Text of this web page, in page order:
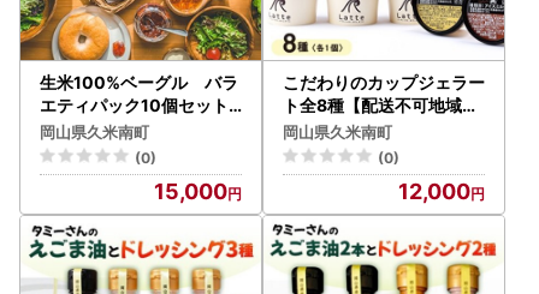
生米100%ベーグル バラ
エティパック10個セット
【配送不可地域：離島】【
1549079】
岡山県久米南町
(0)
15,000
こだわりのカップジェラー
ト全8種【配送不可地域：
離島】【1077022】
岡山県久米南町
(0)
12,000